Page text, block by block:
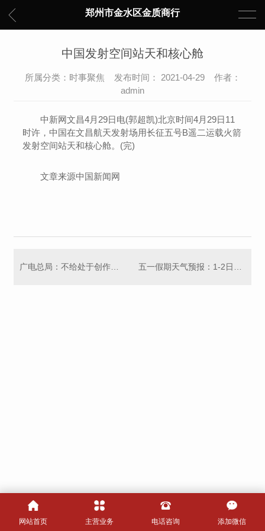
郑州市金水区金质商行
中国发射空间站天和核心舱
所属分类：时事聚焦 发布时间： 2021-04-29 作者：
admin
中新网文昌4月29日电(郭超凯)北京时间4月29日11
时许，中国在文昌航天发射场用长征五号B遥二运载火箭
发射空间站天和核心舱。(完)
文章来源中国新闻网
网站首页 主营业务 电话咨询 添加微信